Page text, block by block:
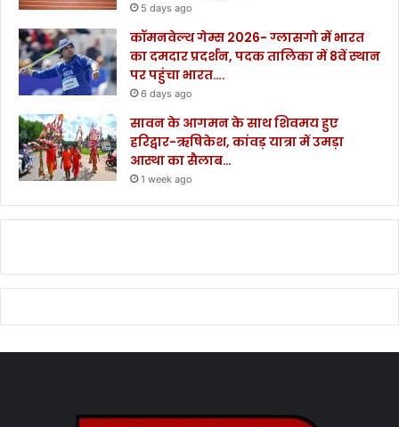
5 days ago
कॉमनवेल्थ गेम्स 2026- ग्लासगो में भारत
का दमदार प्रदर्शन, पदक तालिका में 8वें स्थान
पर पहुंचा भारत….
6 days ago
सावन के आगमन के साथ शिवमय हुए
हरिद्वार-ऋषिकेश, कांवड़ यात्रा में उमड़ा
आस्था का सैलाब…
1 week ago